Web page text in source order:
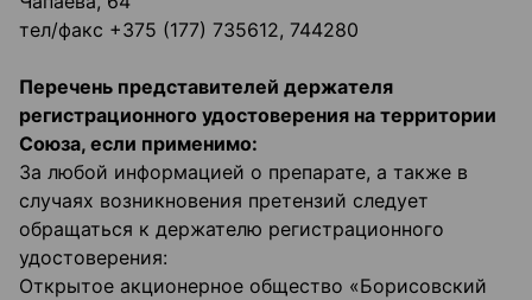
тел/факс +375 (177) 735612, 744280
Перечень представителей держателя
регистрационного удостоверения на территории
Союза, если применимо:
За любой информацией о препарате, а также в
случаях возникновения претензий следует
обращаться к держателю регистрационного
удостоверения:
Открытое акционерное общество «Борисовский